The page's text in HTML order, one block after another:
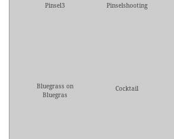
Pinsel3 Pinselshooting
Bluegrass on
Bluegras
Cocktail